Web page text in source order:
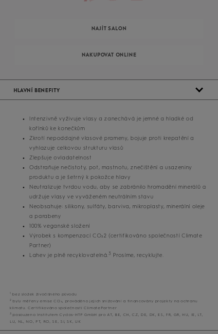
NAJÍT SALON
NAKUPOVAT ONLINE
HLAVNÍ BENEFITY
Intenzivně vyživuje vlasy a zanechává je jemné a hladké od
kořínků ke konečkům
Zkrotí nepoddajné vlasové prameny, bojuje proti krepatění a
vyhlazuje celkovou strukturu vlasů
Zlepšuje ovladatelnost
Odstraňuje nečistoty, pot, mastnotu, znečištění a usazeniny
produktu a je šetrný k pokožce hlavy
Neutralizuje tvrdou vodu, aby se zabránilo hromadění minerálů a
udržuje vlasy ve vyváženém neutrálním stavu
Neobsahuje: silikony, sulfáty, barviva, mikroplasty, minerální oleje
a parabeny
100% veganské složení
Výrobek s kompenzací CO₂2 (certifikováno společností Climate
Partner)
Lahev je plně recyklovatelná.3 Prosíme, recyklujte.
1bez složek živočišného původu
2byly měřeny emise CO₂, prováděno jejich snižování a financovány projekty na ochranu
klimatu. Certifikováno společností ClimatePartner
3posouzeno Institutem Cyclos-HTP GmbH pro AT, BE, CH, CZ, DE, DK, ES, FR, GR, HU, IE, LT,
LU, NL, NO, PT, RO, SE, SI, SK, UK